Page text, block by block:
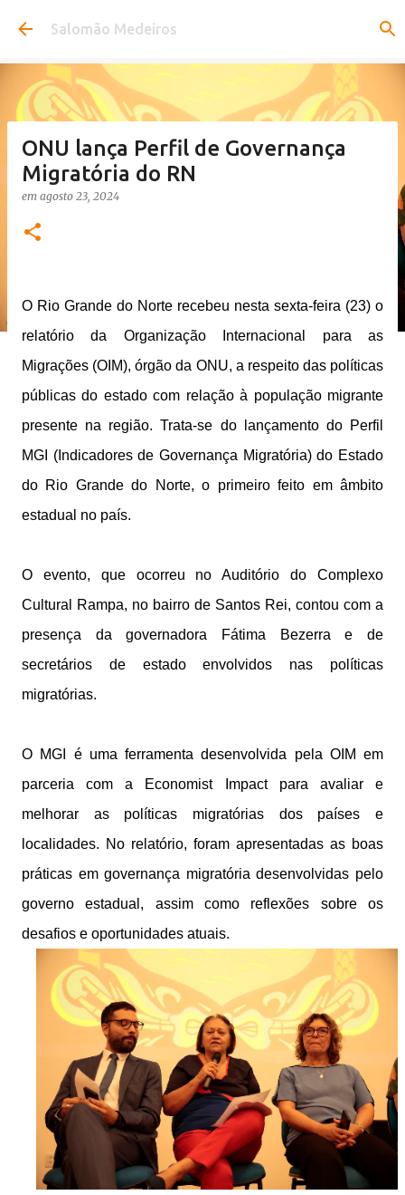
Pular para o conteúdo principal
Salomão Medeiros
ONU lança Perfil de Governança
Migratória do RN
em agosto 23, 2024
O Rio Grande do Norte recebeu nesta sexta-feira (23) o
relatório da Organização Internacional para as
Migrações (OIM), órgão da ONU, a respeito das políticas
públicas do estado com relação à população migrante
presente na região. Trata-se do lançamento do Perfil
MGI (Indicadores de Governança Migratória) do Estado
do Rio Grande do Norte, o primeiro feito em âmbito
estadual no país.
O evento, que ocorreu no Auditório do Complexo
Cultural Rampa, no bairro de Santos Rei, contou com a
presença da governadora Fátima Bezerra e de
secretários de estado envolvidos nas políticas
migratórias.
O MGI é uma ferramenta desenvolvida pela OIM em
parceria com a Economist Impact para avaliar e
melhorar as políticas migratórias dos países e
localidades. No relatório, foram apresentadas as boas
práticas em governança migratória desenvolvidas pelo
governo estadual, assim como reflexões sobre os
desafios e oportunidades atuais.